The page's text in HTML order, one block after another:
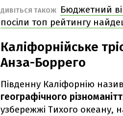
ДИВІТЬСЯ ТАКОЖ
Бюджетний
посіли топ рейтингу
Каліфорнійське
Анза-Боррего
Південну Каліфорнію
географічного
узбережжі Тихого океану,